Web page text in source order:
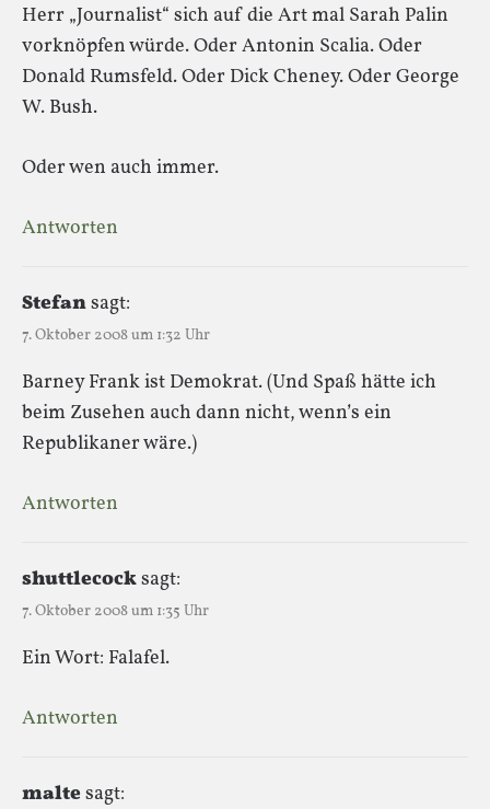
Herr „Journalist“ sich auf die Art mal Sarah Palin
vorknöpfen würde. Oder Antonin Scalia. Oder
Donald Rumsfeld. Oder Dick Cheney. Oder George
W. Bush.
Oder wen auch immer.
Antworten
Stefansagt:
7. Oktober 2008 um 1:32 Uhr
Barney Frank ist Demokrat. (Und Spaß hätte ich
beim Zusehen auch dann nicht, wenn’s ein
Republikaner wäre.)
Antworten
shuttlecocksagt:
7. Oktober 2008 um 1:35 Uhr
Ein Wort: Falafel.
Antworten
maltesagt: